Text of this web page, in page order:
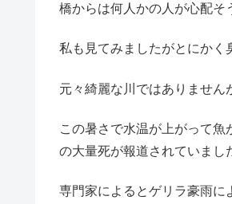
橋からは何人かの人が心配そ
私も見てみましたがとにかく
元々綺麗な川ではありません
この暑さで水温が上がって
の大量死が報道されていまし
専門家によるとゲリラ豪雨に